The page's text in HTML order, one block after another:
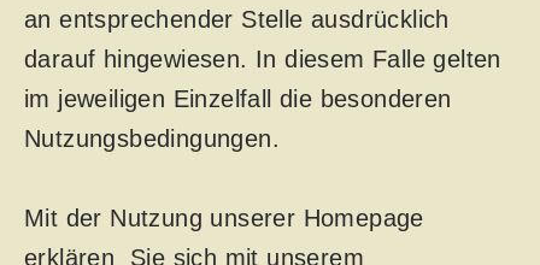
an entsprechender Stelle ausdrücklich
darauf hingewiesen. In diesem Falle gelten
im jeweiligen Einzelfall die besonderen
Nutzungsbedingungen.
Mit der Nutzung unserer Homepage
erklären Sie sich mit unserem